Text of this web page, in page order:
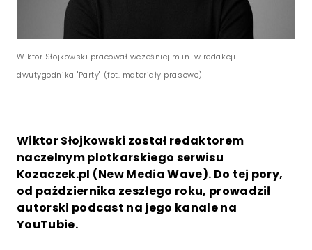
Wiktor Słojkowski pracował wcześniej m.in. w redakcji
dwutygodnika "Party" (fot. materiały prasowe)
Wiktor Słojkowski został redaktorem
naczelnym plotkarskiego serwisu
Kozaczek.pl (New Media Wave). Do tej pory,
od października zeszłego roku, prowadził
autorski podcast na jego kanale na
YouTubie.